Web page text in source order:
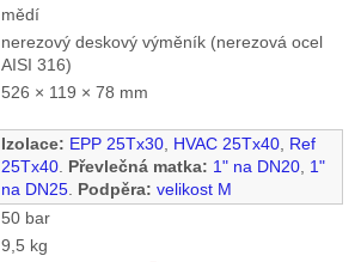
mědí
nerezový deskový výměník (nerezová ocel
AISI 316)
526 × 119 × 78 mm
Izolace: EPP 25Tx30, HVAC 25Tx40,
Ref
25Tx40. Převlečná matka: 1" na DN20, 1"
na DN25. Podpěra: velikost M
50 bar
9,5 kg